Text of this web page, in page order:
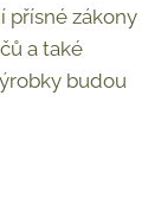
přísné zákony
a také
budou